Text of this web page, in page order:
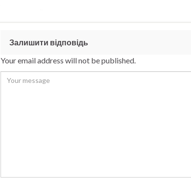
Залишити відповідь
Your email address will not be published.